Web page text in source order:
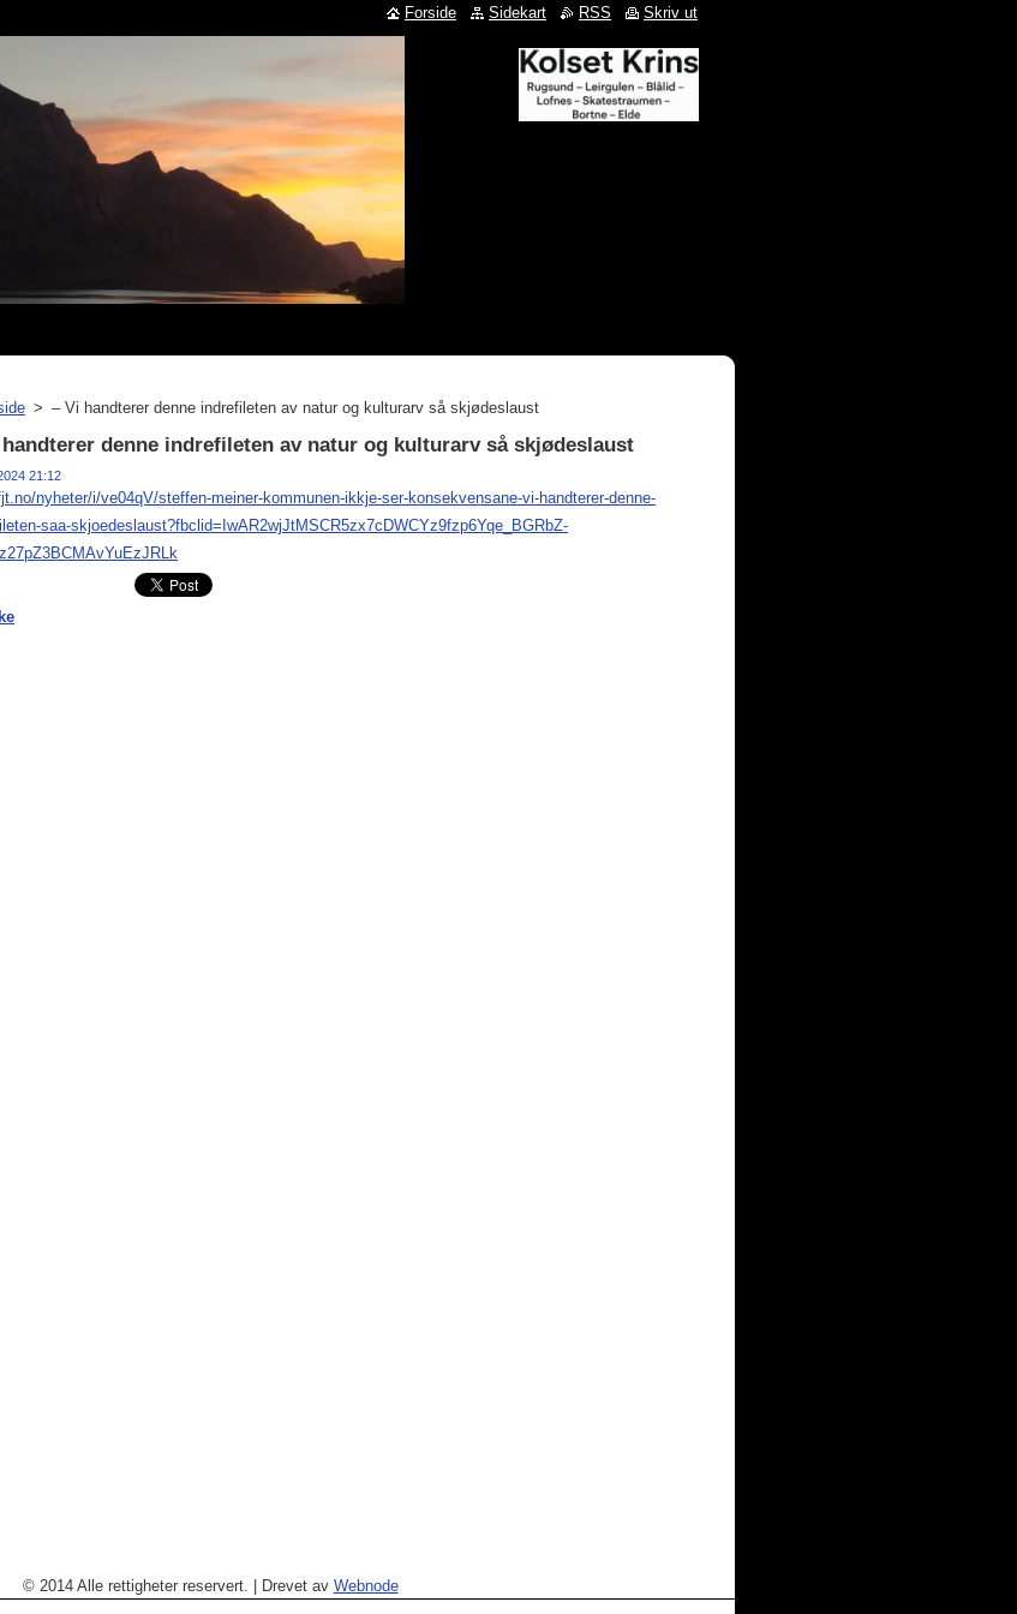
> – Vi handterer denne indrefileten av natur og kulturarv så skjødeslaust
denne indrefileten av natur og kulturarv så skjødeslaust
21:12
nyheter/i/ve04qV/steffen-meiner-kommunen-ikkje-ser-konsekvensane-vi-handterer-denne-
saa-skjoedeslaust?fbclid=IwAR2wjJtMSCR5zx7cDWCYz9fzp6Yqe_BGRbZ-
Forside Sidekart RSS Skriv ut
© 2014 Alle rettigheter reservert. Drevet av Webnode